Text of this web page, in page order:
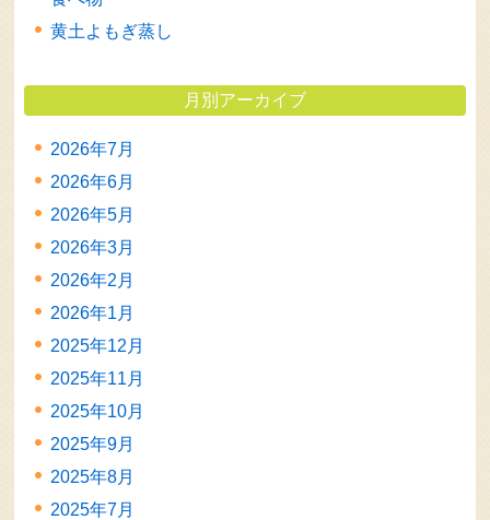
黄土よもぎ蒸し
月別アーカイブ
2026年7月
2026年6月
2026年5月
2026年3月
2026年2月
2026年1月
2025年12月
2025年11月
2025年10月
2025年9月
2025年8月
2025年7月